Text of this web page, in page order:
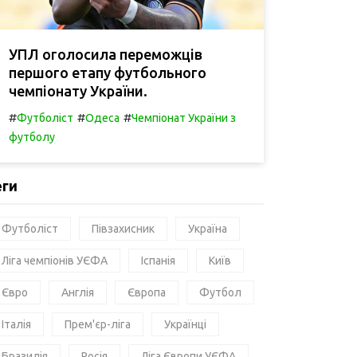
УПЛ оголосила переможців
першого етапу футбольного
чемпіонату України.
#Футболіст #Одеса #Чемпіонат України з
футболу
Футболіст Півзахисник Україна
Ліга чемпіонів УЄФА Іспанія Київ
Євро Англія Європа Футбол
Італія Прем'єр-ліга Українці